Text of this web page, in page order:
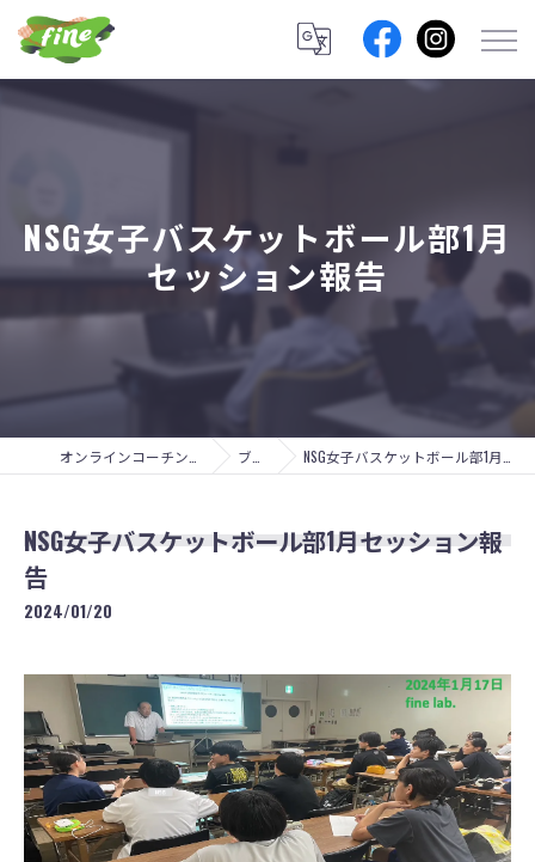
NSG女子バスケットボール部1月
セッション報告
ブログ NSG女子バスケットボール部1月セッション報告
NSG女子バスケットボール部1月セッション報
告
2024/01/20